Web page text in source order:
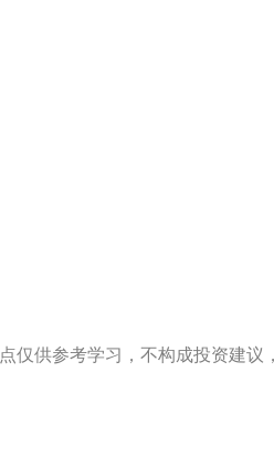
仅供参考学习，不构成投资建议